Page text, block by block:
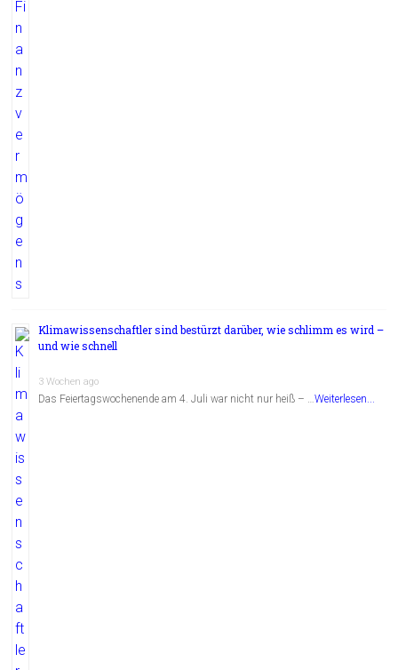
Klimawissenschaftler sind bestürzt darüber, wie schlimm es wird –
und wie schnell
3 Wochen ago
Das Feiertagswochenende am 4. Juli war nicht nur heiß – …Weiterlesen...